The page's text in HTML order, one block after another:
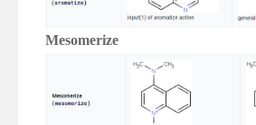
Mesomerize